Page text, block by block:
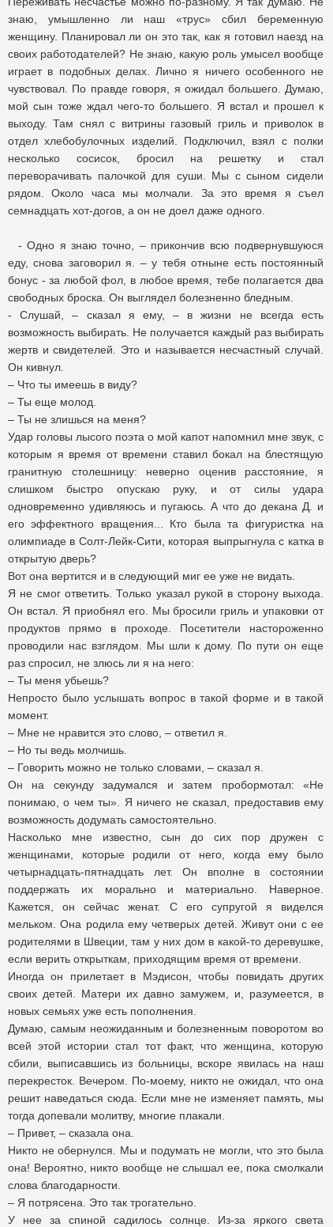
знаю, умышленно ли наш «трус» сбил беременную
женщину. Планировал ли он это так, как я готовил наезд на
своих работодателей? Не знаю, какую роль умысел вообще
играет в подобных делах. Лично я ничего особенного не
чувствовал. По правде говоря, я ожидал большего. Думаю,
мой сын тоже ждал чего-то большего. Я встал и прошел к
выходу. Там снял с витрины газовый гриль и приволок в
отдел хлебобулочных изделий. Подключил, взял с полки
несколько сосисок, бросил на решетку и стал
переворачивать палочкой для суши. Мы с сыном сидели
рядом. Около часа мы молчали. За это время я съел
семнадцать хот-догов, а он не доел даже одного.
- Одно я знаю точно, – прикончив всю подвернувшуюся
еду, снова заговорил я. – у тебя отныне есть постоянный
бонус - за любой фол, в любое время, тебе полагается два
свободных броска. Он выглядел болезненно бледным.
- Слушай, – сказал я ему, – в жизни не всегда есть
возможность выбирать. Не получается каждый раз выбирать
жертв и свидетелей. Это и называется несчастный случай.
Он кивнул.
– Что ты имеешь в виду?
– Ты еще молод.
– Ты не злишься на меня?
Удар головы лысого поэта о мой капот напомнил мне звук, с
которым я время от времени ставил бокал на блестящую
гранитную столешницу: неверно оценив расстояние, я
слишком быстро опускаю руку, и от силы удара
одновременно удивляюсь и пугаюсь. А что до декана Д. и
его эффектного вращения... Кто была та фигуристка на
олимпиаде в Солт-Лейк-Сити, которая выпрыгнула с катка в
открытую дверь?
Вот она вертится и в следующий миг ее уже не видать.
Я не смог ответить. Только указал рукой в сторону выхода.
Он встал. Я приобнял его. Мы бросили гриль и упаковки от
продуктов прямо в проходе. Посетители настороженно
проводили нас взглядом. Мы шли к дому. По пути он еще
раз спросил, не злюсь ли я на него:
­­– Ты меня убьешь?
Непросто было услышать вопрос в такой форме и в такой
момент.
– Мне не нравится это слово, – ответил я.
– Но ты ведь молчишь.
– Говорить можно не только словами, – сказал я.
Он на секунду задумался и затем пробормотал: «Не
понимаю, о чем ты». Я ничего не сказал, предоставив ему
возможность додумать самостоятельно.
Насколько мне известно, сын до сих пор дружен с
женщинами, которые родили от него, когда ему было
четырнадцать-пятнадцать лет. Он вполне в состоянии
поддержать их морально и материально. Наверное.
Кажется, он сейчас женат. С его супругой я виделся
мельком. Она родила ему четверых детей. Живут они с ее
родителями в Швеции, там у них дом в какой-то деревушке,
если верить открыткам, приходящим время от времени.
Иногда он прилетает в Мэдисон, чтобы повидать других
своих детей. Матери их давно замужем, и, разумеется, в
новых семьях уже есть пополнения.
Думаю, самым неожиданным и болезненным поворотом во
всей этой истории стал тот факт, что женщина, которую
сбили, выписавшись из больницы, вскоре явилась на наш
перекресток. Вечером. По-моему, никто не ожидал, что она
решит наведаться сюда. Если мне не изменяет память, мы
тогда допевали молитву, многие плакали.
– Привет, – сказала она.
Никто не обернулся. Мы и подумать не могли, что это была
она! Вероятно, никто вообще не слышал ее, пока смолкали
слова благодарности.
– Я потрясена. Это так трогательно.
У нее за спиной садилось солнце. Из-за яркого света